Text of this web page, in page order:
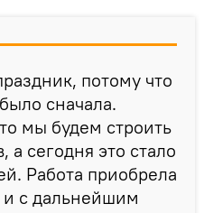
потому что
сначала.
мы будем строить
а сегодня это стало
Работа приобрела
и с дальнейшим